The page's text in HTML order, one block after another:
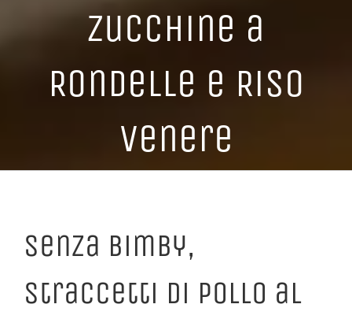
Zucchine a
Rondelle e Riso
Venere
Senza Bimby,
Straccetti di Pollo al